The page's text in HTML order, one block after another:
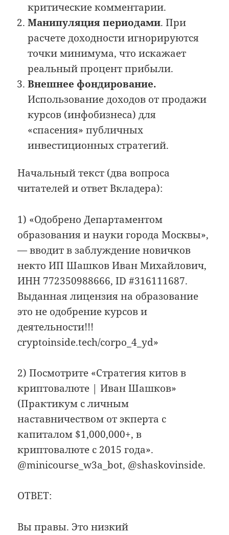
критические комментарии.
Манипуляция периодами. При
расчете доходности игнорируются
точки минимума, что искажает
реальный процент прибыли.
Внешнее фондирование.
Использование доходов от продажи
курсов (инфобизнеса) для
«спасения» публичных
инвестиционных стратегий.
Начальный текст (два вопроса
читателей и ответ Вкладера):
1) «Одобрено Департаментом
образования и науки города Москвы»,
— вводит в заблуждение новичков
некто ИП Шашков Иван Михайлович,
ИНН 772350988666, ID #316111687.
Выданная лицензия на образование
это не одобрение курсов и
деятельности!!!
cryptoinside.tech/corpo_4_yd»
2) Посмотрите «Стратегия китов в
криптовалюте | Иван Шашков»
(Практикум с личным
наставничеством от экперта с
капиталом $1,000,000+, в
криптовалюте с 2015 года».
@minicourse_w3a_bot, @shaskovinside.
ОТВЕТ:
Вы правы. Это низкий